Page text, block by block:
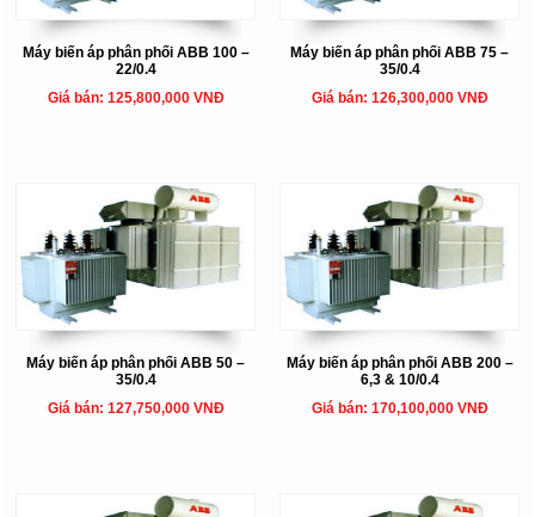
Máy biến áp phân phối ABB 100 –
22/0.4
Giá bán: 125,800,000 VNĐ
Máy biến áp phân phối ABB 75 –
35/0.4
Giá bán: 126,300,000 VNĐ
Máy biến áp phân phối ABB 50 –
35/0.4
Giá bán: 127,750,000 VNĐ
Máy biến áp phân phối ABB 200 –
6,3 & 10/0.4
Giá bán: 170,100,000 VNĐ